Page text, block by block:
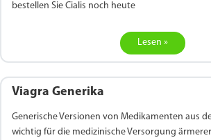
bestellen Sie Cialis noch heute
Lesen »
Viagra Generika
Generische Versionen von Medikamenten aus
wichtig für die medizinische Versorgung